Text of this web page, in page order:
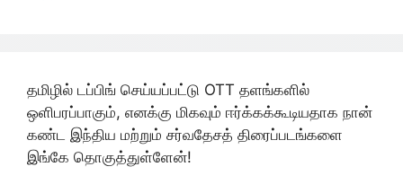
தமிழில் டப்பிங் செய்யப்பட்டு OTT தளங்களில்
ஒளிபரப்பாகும், எனக்கு மிகவும் ஈர்க்கக்கூடியதாக நான்
கண்ட இந்திய மற்றும் சர்வதேசத் திரைப்படங்களை
இங்கே தொகுத்துள்ளேன்!